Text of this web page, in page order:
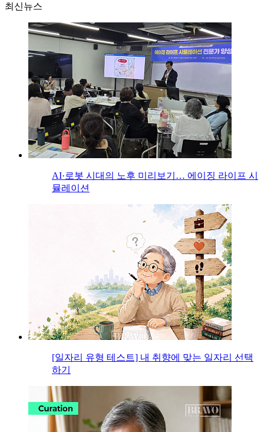
최신뉴스
AI·로봇 시대의 노후 미리보기… 에이징 라이프 시
뮬레이션
[일자리 유형 테스트] 내 취향에 맞는 일자리 선택
하기